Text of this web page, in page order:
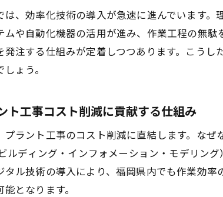
安全対策を強
高品質維持と
省コストで安
今注目の工事効率
プラント工事
現場効率化の
注目されるプ
は、効率化技術の導入が急速に進んでいます
ムや自動化機器の活用が進み、作業工程の無
発注する仕組みが定着しつつあります。こう
ょう。
ト工事コスト削減に貢献する仕組み
プラント工事のコスト削減に直結します。な
ルディング・インフォメーション・モデリン
タル技術の導入により、福岡県内でも作業効
となります。